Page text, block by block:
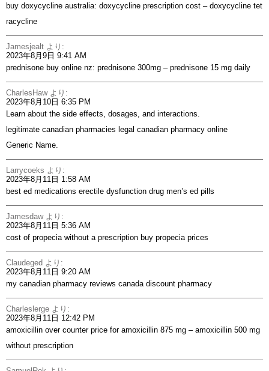
buy doxycycline australia: doxycycline prescription cost – doxycycline tet
racycline
Jamesjealt より:
2023年8月9日 9:41 AM
prednisone buy online nz: prednisone 300mg – prednisone 15 mg daily
CharlesHaw より:
2023年8月10日 6:35 PM
Learn about the side effects, dosages, and interactions.
legitimate canadian pharmacies legal canadian pharmacy online
Generic Name.
Larrycoeks より:
2023年8月11日 1:58 AM
best ed medications erectile dysfunction drug men’s ed pills
Jamesdaw より:
2023年8月11日 5:36 AM
cost of propecia without a prescription buy propecia prices
Claudeged より:
2023年8月11日 9:20 AM
my canadian pharmacy reviews canada discount pharmacy
Charleslerge より:
2023年8月11日 12:42 PM
amoxicillin over counter price for amoxicillin 875 mg – amoxicillin 500 mg
without prescription